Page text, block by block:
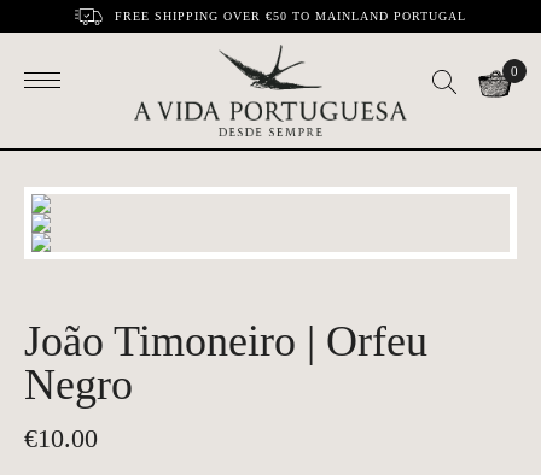
FREE SHIPPING OVER €50 TO MAINLAND PORTUGAL
0
João Timoneiro | Orfeu
Negro
€10.00